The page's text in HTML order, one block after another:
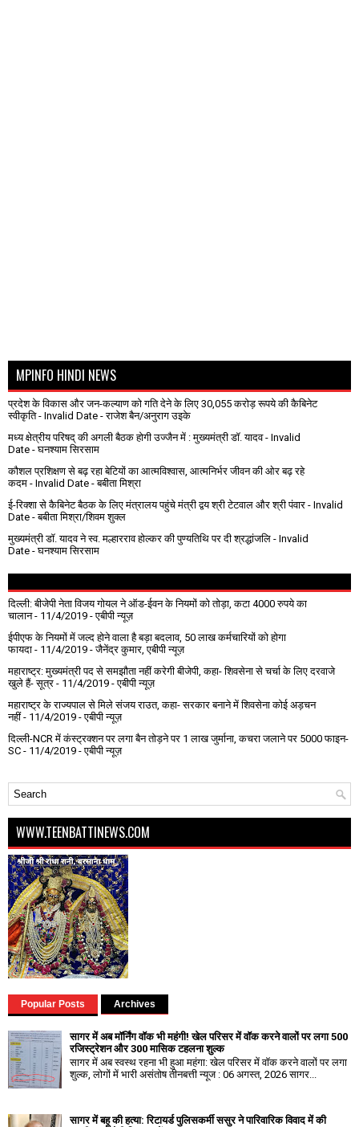
MPINFO HINDI NEWS
प्रदेश के विकास और जन-कल्याण को गति देने के लिए 30,055 करोड़ रूपये की कैबिनेट
स्वीकृति- Invalid Date - राजेश बैन/अनुराग उइके
मध्य क्षेत्रीय परिषद् की अगली बैठक होगी उज्जैन में : मुख्यमंत्री डॉ. यादव- Invalid
Date - घनश्याम सिरसाम
कौशल प्रशिक्षण से बढ़ रहा बेटियों का आत्मविश्वास, आत्मनिर्भर जीवन की ओर बढ़ रहे
कदम - Invalid Date - बबीता मिश्रा
ई-रिक्शा से कैबिनेट बैठक के लिए मंत्रालय पहुंचे मंत्री द्वय श्री टेटवाल और श्री पंवार - Invalid
Date - बबीता मिश्रा/शिवम शुक्ल
मुख्यमंत्री डॉ. यादव ने स्व. मल्हारराव होल्कर की पुण्यतिथि पर दी श्रद्धांजलि - Invalid
Date - घनश्याम सिरसाम
दिल्ली: बीजेपी नेता विजय गोयल ने ऑड-ईवन के नियमों को तोड़ा, कटा 4000 रुपये का
चालान- 11/4/2019 - एबीपी न्यूज़
ईपीएफ के नियमों में जल्द होने वाला है बड़ा बदलाव, 50 लाख कर्मचारियों को होगा
फायदा - 11/4/2019 - जैनेंद्र कुमार, एबीपी न्यूज़
महाराष्ट्र: मुख्यमंत्री पद से समझौता नहीं करेगी बीजेपी, कहा- शिवसेना से चर्चा के लिए दरवाजे
खुले हैं- सूत्र - 11/4/2019 - एबीपी न्यूज़
महाराष्ट्र के राज्यपाल से मिले संजय राउत, कहा- सरकार बनाने में शिवसेना कोई अड़चन
नहीं- 11/4/2019 - एबीपी न्यूज़
दिल्ली-NCR में कंस्ट्रक्शन पर लगा बैन तोड़ने पर 1 लाख जुर्माना, कचरा जलाने पर ₹5000 फाइन-
SC - 11/4/2019 - एबीपी न्यूज़
WWW.TEENBATTINEWS.COM
Popular Posts Archives
सागर में अब मॉर्निंग वॉक भी महंगी! खेल परिसर में वॉक करने वालों पर लगा ₹500
रजिस्ट्रेशन और ₹300 मासिक टहलना शुल्क
सागर में अब स्वस्थ रहना भी हुआ महंगा: खेल परिसर में वॉक करने वालों पर लगा
शुल्क, लोगों में भारी असंतोष तीनबत्ती न्यूज : 06 अगस्त, 2026 सागर...
सागर में बहू की हत्या: रिटायर्ड पुलिसकर्मी ससुर ने पारिवारिक विवाद में की